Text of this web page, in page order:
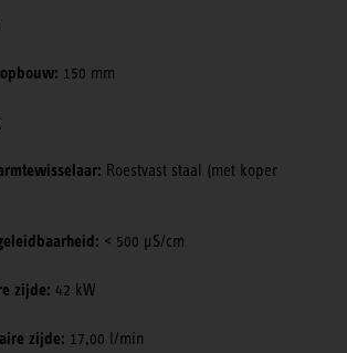
150 mm
Roestvast staal (met koper
< 500 μS/cm
zijde: 42 kW
zijde: 17,00 l/min